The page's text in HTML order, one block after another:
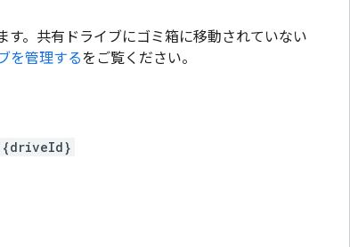
す。共有ドライブにゴミ箱に移動されていない
を管理するをご覧ください。
{driveId}